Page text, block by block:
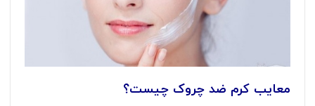
معایب کرم ضد چروک چیست؟